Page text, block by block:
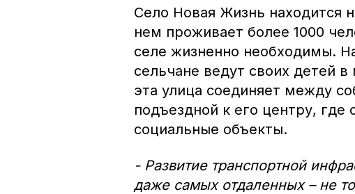
Село Новая Жизнь находится
нем проживает более 1000
селе жизненно необходимы.
сельчане ведут своих детей
эта улица соединяет между
подъездной к его центру,
социальные объекты.
- Развитие транспортной
даже самых отдаленных – не